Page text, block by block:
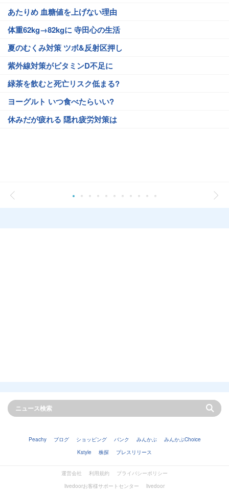
あたりめ 血糖値を上げない理由
体重62kg→82kgに 寺田心の生活
夏のむくみ対策 ツボ&反射区押し
紫外線対策がビタミンD不足に
緑茶を飲むと死亡リスク低まる?
ヨーグルト いつ食べたらいい?
休みだが疲れる 隠れ疲労対策は
Peachy ブログ ショッピング バンク みんかぶ
みんかぶChoice
Kstyle
株探 プレスリリース
運営会社 利用規約
プライバシーポリシー
livedoorお客様サポートセンター
livedoor